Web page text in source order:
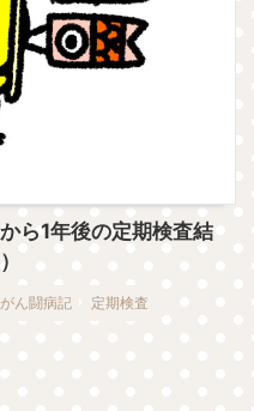
ら1年後の定期検査結
ん闘病記 定期検査